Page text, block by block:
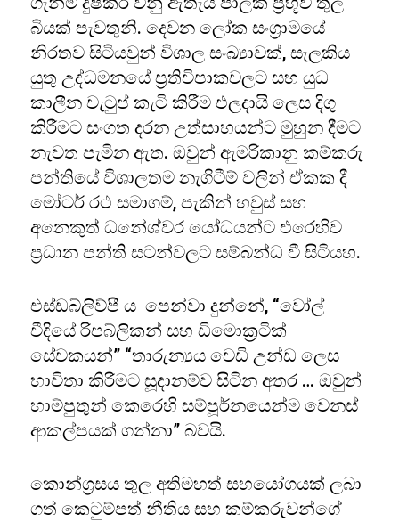
බියක් පැවතුනි. දෙවන ලෝක සංග්‍රාමයේ
නිරතව සිටියවුන් විශාල සංඛ්‍යාවක්, සැලකිය
යුතු උද්ධමනයේ ප්‍රතිවිපාකවලට සහ යුධ
කාලීන වැටුප් කැටි කිරීම ඵලදායි ලෙස දිගු
කිරීමට සංගත දරන උත්සාහයන්ට මුහුන දීමට
නැවත පැමින ඇත. ඔවුන් ඇමරිකානු කම්කරු
පන්තියේ විශාලතම නැගිටීම් වලින් ඒකක දී
මෝටර් රථ සමාගම්, පැකින් හවුස් සහ
අනෙකුත් ධනේශ්වර යෝධයන්ට එරෙහිව
ප්‍රධාන පන්ති සටන්වලට සම්බන්ධ වී සිටියහ.
එස්ඩබ්ලිව්පී ය පෙන්වා දුන්නේ, “වෝල්
වීදියේ රිපබ්ලිකන් සහ ඩිමොක්‍රටික්
සේවකයන්” “තාරුන්‍යය වෙඩි උන්ඩ ලෙස
භාවිතා කිරීමට සූදානම්ව සිටින අතර … ඔවුන්
හාම්පුතුන් කෙරෙහි සම්පූර්නයෙන්ම වෙනස්
ආකල්පයක් ගන්නා” බවයි.
කොන්ග්‍රසය තුල අතිමහත් සහයෝගයක් ලබා
ගත් කෙටුම්පත් නීතිය සහ කම්කරුවන්ගේ